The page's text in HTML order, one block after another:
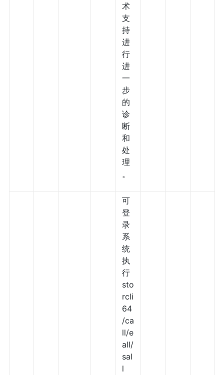
术
支
持
进
行
进
一
步
的
诊
断
和
处
理
。
可
登
录
系
统
执
行
sto
rcli
64
/ca
ll/e
all/
sal
l